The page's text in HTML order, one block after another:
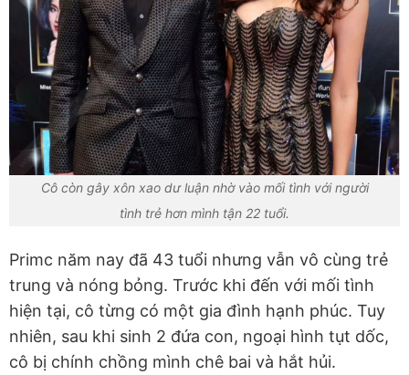
Cô còn gây xôn xao dư luận nhờ vào mối tình với người
tình trẻ hơn mình tận 22 tuổi.
Primc năm nay đã 43 tuổi nhưng vẫn vô cùng trẻ
trung và nóng bỏng. Trước khi đến với mối tình
hiện tại, cô từng có một gia đình hạnh phúc. Tuy
nhiên, sau khi sinh 2 đứa con, ngoại hình tụt dốc,
cô bị chính chồng mình chê bai và hắt hủi.